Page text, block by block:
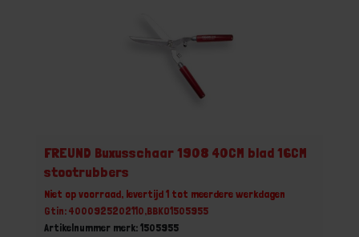
FREUND Buxusschaar 1908 40CM blad 16CM
stootrubbers
Niet op voorraad, levertijd 1 tot meerdere werkdagen
Gtin: 4000925202110,BBKO1505955
Artikelnummer merk: 1505955